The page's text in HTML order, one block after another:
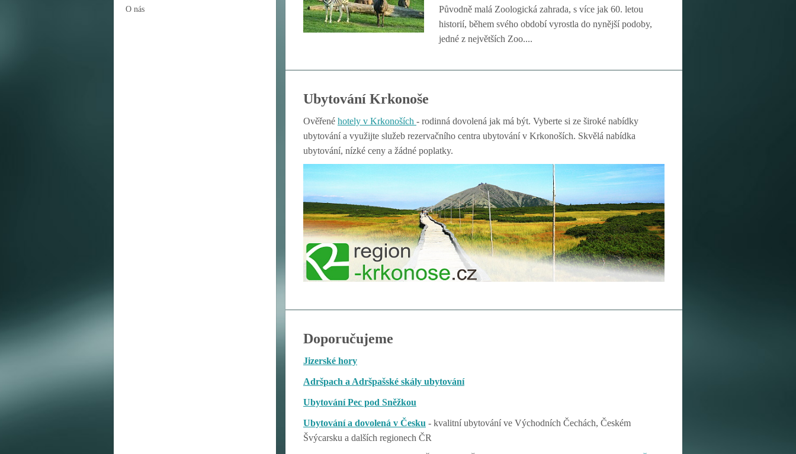
O nás
Původně malá Zoologická zahrada, s více jak 60. letou
historií, během svého období vyrostla do nynější podoby,
jedné z největších Zoo....
Ubytování Krkonoše
Ověřené hotely v Krkonoších - rodinná dovolená jak má být. Vyberte si ze široké nabídky
ubytování a využijte služeb rezervačního centra ubytování v Krkonoších. Skvělá nabídka
ubytování, nízké ceny a žádné poplatky.
Doporučujeme
Jizerské hory
Adršpach a Adršpašské skály ubytování
Ubytování Pec pod Sněžkou
Ubytování a dovolená v Česku - kvalitní ubytování ve Východních Čechách, Českém
Švýcarsku a dalších regionech ČR